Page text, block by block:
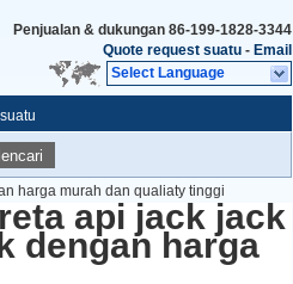
Penjualan & dukungan 86-199-1828-3344
Quote request suatu - Email
Select Language
harga murah dan qualiaty tinggi
api jack jack
dengan harga